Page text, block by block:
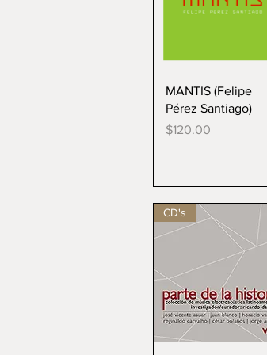
Vista rápida
MANTIS (Felipe
Pérez Santiago)
Precio
$120.00
CD's